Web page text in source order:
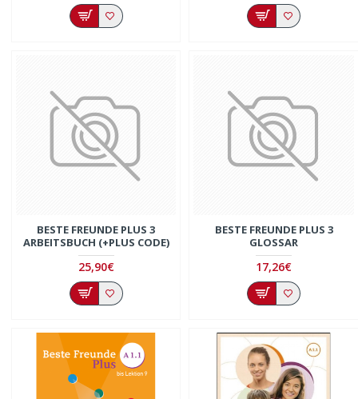
BESTE FREUNDE PLUS 3
ARBEITSBUCH (+PLUS CODE)
25,90€
BESTE FREUNDE PLUS 3
GLOSSAR
17,26€